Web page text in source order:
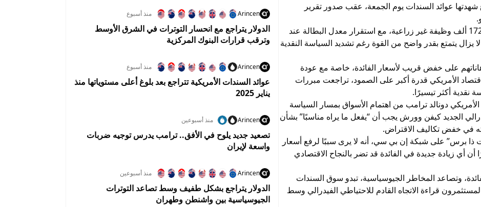
شهدتها عوائد السندات يوم الجمعة، عقب صدور تقرير
فقد أظهر التقرير إضافة الاقتصاد الأمريكي 172 ألف وظيفة غير زراعية، مع استقرار معدل البطالة عند
يزال يتمتع بقدر واضح من القوة رغم تشديد السياسة النقدية
على خفض قريب لأسعار الفائدة، خاصة مع عودة
الأمريكي قدرة أكبر على الصمود، تراجعت مبررات
نقدية أكثر تيسيرًا.
دونالد ترامب من اهتمام الأسواق بمسار السياسة
الجديد كيفن وورش يجب أن “يفعل ما يراه مناسبًا” بشأن
في خفض تكاليف الاقتراض.
ذا برس” على شبكة إن بي سي، أنه لا يرى سببًا لرفع أسعار
أن أي زيادة جديدة في الفائدة قد تضر بالنجاح الاقتصادي
وتصاعد المخاطر الجيوسياسية، تبدو سوق السندات
قراءة الاتجاه القادم للاحتياطي الفيدرالي وسط
Arincen منذ أسبوع
الدولار يتراجع مع انحسار التوترات في الشرق الأوسط
وترقب قرارات البنوك المركزية
Arincen منذ أسبوع
عوائد السندات الأمريكية تتراجع بعد بلوغ أعلى مستوياتها منذ
يناير 2025
Arincen منذ أسبوعين
تصعيد جديد يلوح في الأفق.. ترامب يدرس توجيه ضربات
واسعة لإيران
Arincen منذ أسبوعين
الدولار يتراجع بشكل طفيف وسط تصاعد التوترات
الجيوسياسية بين واشنطن وطهران